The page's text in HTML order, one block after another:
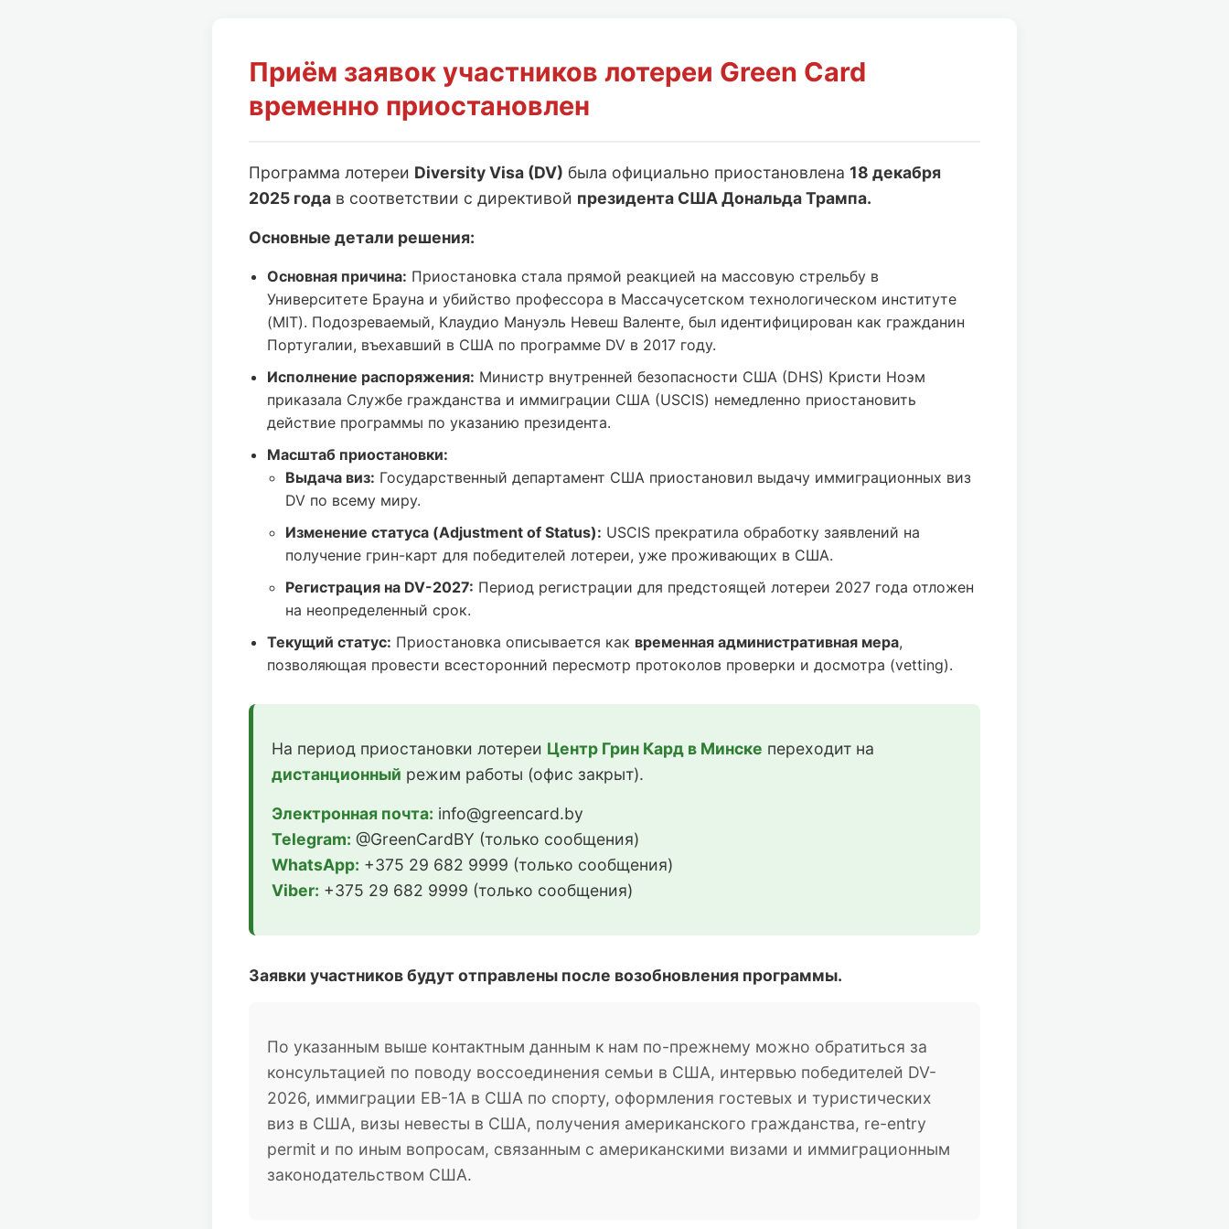
Приём заявок участников лотереи Green Card
временно приостановлен
Программа лотереи Diversity Visa (DV) была официально приостановлена 18 декабря
2025 года в соответствии с директивой президента США Дональда Трампа.
Основные детали решения:
Основная причина: Приостановка стала прямой реакцией на массовую стрельбу в
Университете Брауна и убийство профессора в Массачусетском технологическом институте
(MIT). Подозреваемый, Клаудио Мануэль Невеш Валенте, был идентифицирован как гражданин
Португалии, въехавший в США по программе DV в 2017 году.
Исполнение распоряжения: Министр внутренней безопасности США (DHS) Кристи Ноэм
приказала Службе гражданства и иммиграции США (USCIS) немедленно приостановить
действие программы по указанию президента.
Масштаб приостановки:
Выдача виз: Государственный департамент США приостановил выдачу иммиграционных виз
DV по всему миру.
Изменение статуса (Adjustment of Status): USCIS прекратила обработку заявлений на
получение грин-карт для победителей лотереи, уже проживающих в США.
Регистрация на DV-2027: Период регистрации для предстоящей лотереи 2027 года отложен
на неопределенный срок.
Текущий статус: Приостановка описывается как временная административная мера,
позволяющая провести всесторонний пересмотр протоколов проверки и досмотра (vetting).
На период приостановки лотереи Центр Грин Кард в Минске переходит на
дистанционный режим работы (офис закрыт).
Электронная почта: info@greencard.by
Telegram: @GreenCardBY (только сообщения)
WhatsApp: +375 29 682 9999 (только сообщения)
Viber: +375 29 682 9999 (только сообщения)
Заявки участников будут отправлены после возобновления программы.
По указанным выше контактным данным к нам по-прежнему можно обратиться за
консультацией по поводу воссоединения семьи в США, интервью победителей DV-
2026, иммиграции EB-1A в США по спорту, оформления гостевых и туристических
виз в США, визы невесты в США, получения американского гражданства, re-entry
permit и по иным вопросам, связанным с американскими визами и иммиграционным
законодательством США.